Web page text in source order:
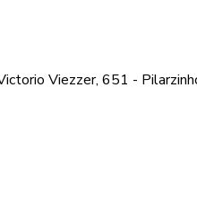
Viezzer, 651 -